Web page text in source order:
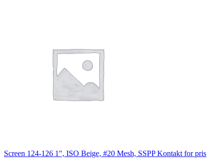
Screen 124-126 1", ISO Beige, #20 Mesh, SSPPKontakt for pris